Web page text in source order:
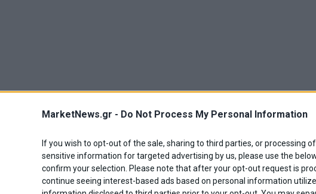
MarketNews.gr - Do Not Process My Personal Information
If you wish to opt-out of the sale, sharing to third parties, or processing
sensitive information for targeted advertising by us, please use the
confirm your selection. Please note that after your opt-out request is
continue seeing interest-based ads based on personal information